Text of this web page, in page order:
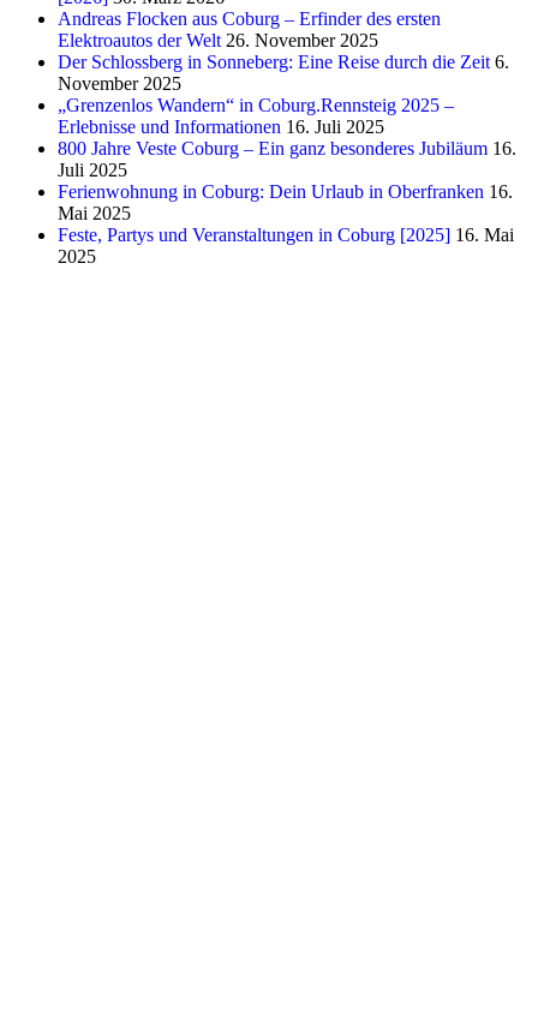
Andreas Flocken aus Coburg – Erfinder des ersten
Elektroautos der Welt 26. November 2025
Der Schlossberg in Sonneberg: Eine Reise durch die Zeit 6.
November 2025
„Grenzenlos Wandern“ in Coburg.Rennsteig 2025 –
Erlebnisse und Informationen 16. Juli 2025
800 Jahre Veste Coburg – Ein ganz besonderes Jubiläum 16.
Juli 2025
Ferienwohnung in Coburg: Dein Urlaub in Oberfranken 16.
Mai 2025
Feste, Partys und Veranstaltungen in Coburg [2025] 16. Mai
2025